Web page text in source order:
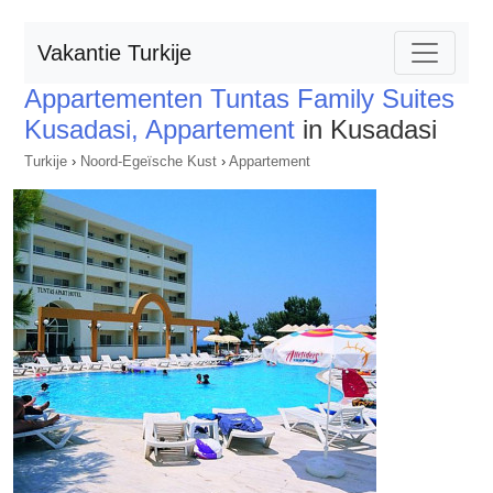
Vakantie Turkije
Appartementen Tuntas Family Suites
Kusadasi, Appartement in Kusadasi
Turkije › Noord-Egeïsche Kust › Appartement